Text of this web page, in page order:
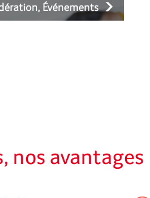
Événements
nos avantages